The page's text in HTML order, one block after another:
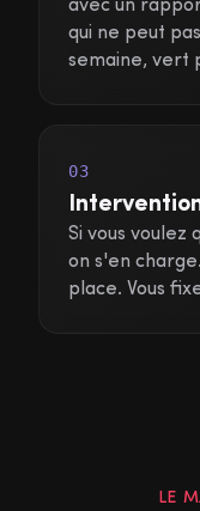
avec un
qui ne peut
semaine, vert
03
Si vous voulez
on s'en
place. Vous
LE